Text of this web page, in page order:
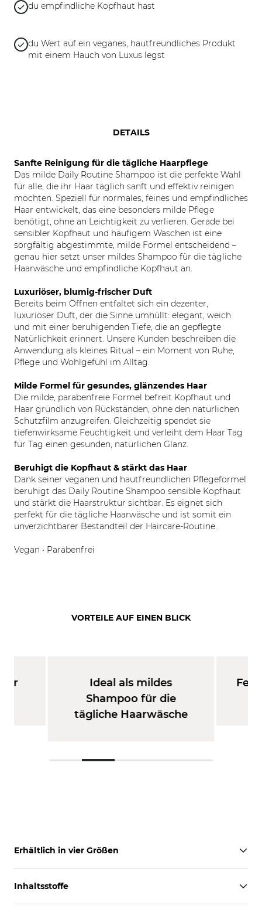
du empfindliche Kopfhaut hast
du Wert auf ein veganes, hautfreundliches Produkt
mit einem Hauch von Luxus legst
DETAILS
Sanfte Reinigung für die tägliche Haarpflege
Das milde Daily Routine Shampoo ist die perfekte Wahl
für alle, die ihr Haar täglich sanft und effektiv reinigen
möchten. Speziell für normales, feines und empfindliches
Haar entwickelt, das eine besonders milde Pflege
benötigt, ohne an Leichtigkeit zu verlieren. Gerade bei
sensibler Kopfhaut und häufigem Waschen ist eine
sorgfältig abgestimmte, milde Formel entscheidend –
genau hier setzt unser mildes Shampoo für die tägliche
Haarwäsche und empfindliche Kopfhaut an.
Luxuriöser, blumig-frischer Duft
Bereits beim Öffnen entfaltet sich ein dezenter,
luxuriöser Duft, der die Sinne umhüllt: elegant, weich
und mit einer beruhigenden Tiefe, die an gepflegte
Natürlichkeit erinnert. Unsere Kunden beschreiben die
Anwendung als kleines Ritual – ein Moment von Ruhe,
Pflege und Wohlgefühl im Alltag.
Milde Formel für gesundes, glänzendes Haar
Die milde, parabenfreie Formel befreit Kopfhaut und
Haar gründlich von Rückständen, ohne den natürlichen
Schutzfilm anzugreifen. Gleichzeitig spendet sie
tiefenwirksame Feuchtigkeit und verleiht dem Haar Tag
für Tag einen gesunden, natürlichen Glanz.
Beruhigt die Kopfhaut & stärkt das Haar
Dank seiner veganen und hautfreundlichen Pflegeformel
beruhigt das Daily Routine Shampoo sensible Kopfhaut
und stärkt die Haarstruktur sichtbar. Es eignet sich
perfekt für die tägliche Haarwäsche und ist somit ein
unverzichtbarer Bestandteil der Haircare-Routine.
Vegan • Parabenfrei
VORTEILE AUF EINEN BLICK
für
Ideal als mildes
Shampoo für die
tägliche Haarwäsche
Erhältlich in vier Größen
Inhaltsstoffe